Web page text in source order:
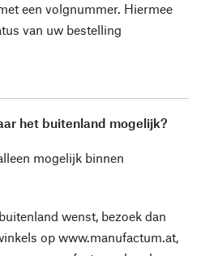
een volgnummer. Hiermee
van uw bestelling
het buitenland mogelijk?
mogelijk binnen
wenst, bezoek dan
op www.manufactum.at,